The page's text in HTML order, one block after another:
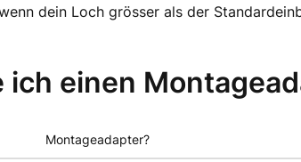
dein Loch grösser als der
ich einen
Montageadapter?